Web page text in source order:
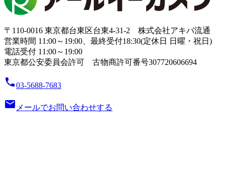
〒110-0016 東京都台東区台東4-31-2 株式会社アキバ流通
営業時間 11:00～19:00、最終受付18:30(定休日 日曜・祝日)
電話受付 11:00～19:00
東京都公安委員会許可 古物商許可番号307720606694
local_phone03-5688-7683
email メールでお問い合わせする